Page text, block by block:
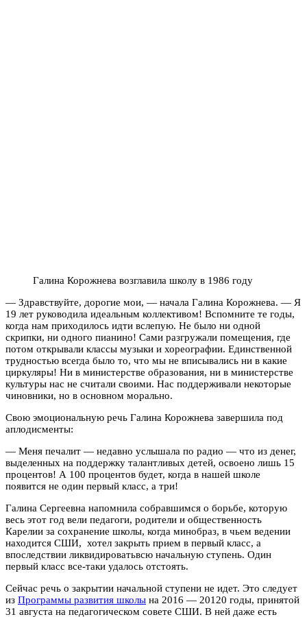
Галина Корожнева возглавила школу в 1986 году
— Здравствуйте, дорогие мои, — начала Галина Корожнева. — Я
19 лет руководила идеальным коллективом! Вспомните те годы,
когда нам приходилось идти вслепую. Не было ни одной
скрипки, ни одного пианино! Сами разгружали помещения, где
потом открывали классы музыки и хореографии. Единственной
трудностью всегда было то, что мы не вписывались ни в какие
циркуляры! Ни в министерстве образования, ни в министерстве
культуры нас не считали своими. Нас поддерживали некоторые
чиновники, но в основном морально.
Свою эмоциональную речь Галина Корожнева завершила под
аплодисменты:
— Меня печалит — недавно услышала по радио — что из денег,
выделенных на поддержку талантливых детей, освоено лишь 15
процентов! А 100 процентов будет, когда в нашей школе
появится не один первый класс, а три!
Галина Сергеевна напомнила собравшимся о борьбе, которую
весь этот год вели педагоги, родители и общественность
Карелии за сохранение школы, когда минобраз, в чьем ведении
находится СШИ, хотел закрыть прием в первый класс, а
впоследствии ликвидироватьвсю начальную ступень. Один
первый класс все-таки удалось отстоять.
Сейчас речь о закрытии начальной ступени не идет. Это следует
из Программы развития школы на 2016 — 20120 годы, принятой
31 августа на педагогическом совете СШИ. В ней даже есть